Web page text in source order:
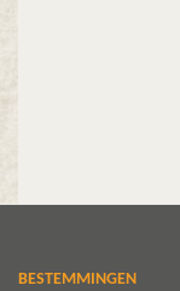
BESTEMMINGEN